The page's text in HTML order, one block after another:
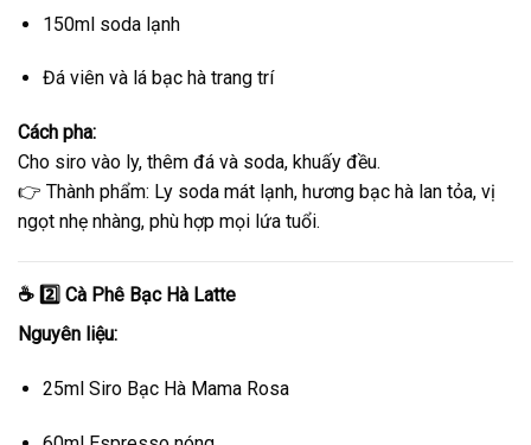
150ml soda lạnh
Đá viên và lá bạc hà trang trí
Cách pha:
Cho siro vào ly, thêm đá và soda, khuấy đều.
👉 Thành phẩm: Ly soda mát lạnh, hương bạc hà lan tỏa, vị
ngọt nhẹ nhàng, phù hợp mọi lứa tuổi.
☕ 2️⃣ Cà Phê Bạc Hà Latte
Nguyên liệu:
25ml Siro Bạc Hà Mama Rosa